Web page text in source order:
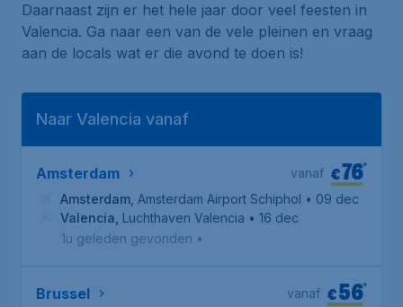
Daarnaast zijn er het hele jaar door veel feesten in
Valencia. Ga naar een van de vele pleinen en vraag
aan de locals wat er die avond te doen is!
Naar Valencia vanaf
Amsterdam €76*
vanaf
Amsterdam Amsterdam Airport Schiphol • 09 dec
Valencia Luchthaven Valencia • 16 dec
1u geleden gevonden •
Brussel €56*
vanaf